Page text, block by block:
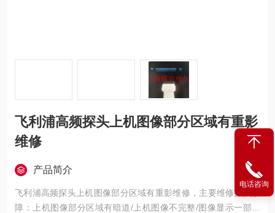
飞利浦高频探头上机图像部分区域有重影
维修
产品简介
飞利浦高频探头上机图像部分区域有重影维修，主要维修探头故
障：上机图像部分区域有暗道/上机图像不完整/图像显示一部分
电话咨询